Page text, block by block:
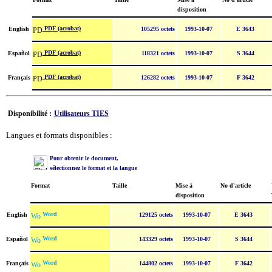
disposition
English PDF (acrobat) 105295 octets 1993-10-07 E 3643
Español PDF (acrobat) 118321 octets 1993-10-07 S 3644
Français PDF (acrobat) 126282 octets 1993-10-07 F 3642
Disponibilité : Utilisateurs TIES
Langues et formats disponibles :
Pour obtenir le document,
sélectionnez le format et la langue
Format Taille
Mise à
disposition
No d'article
English Word 129125 octets 1993-10-07 E 3643
Español Word 143329 octets 1993-10-07 S 3644
Français Word 144802 octets 1993-10-07 F 3642